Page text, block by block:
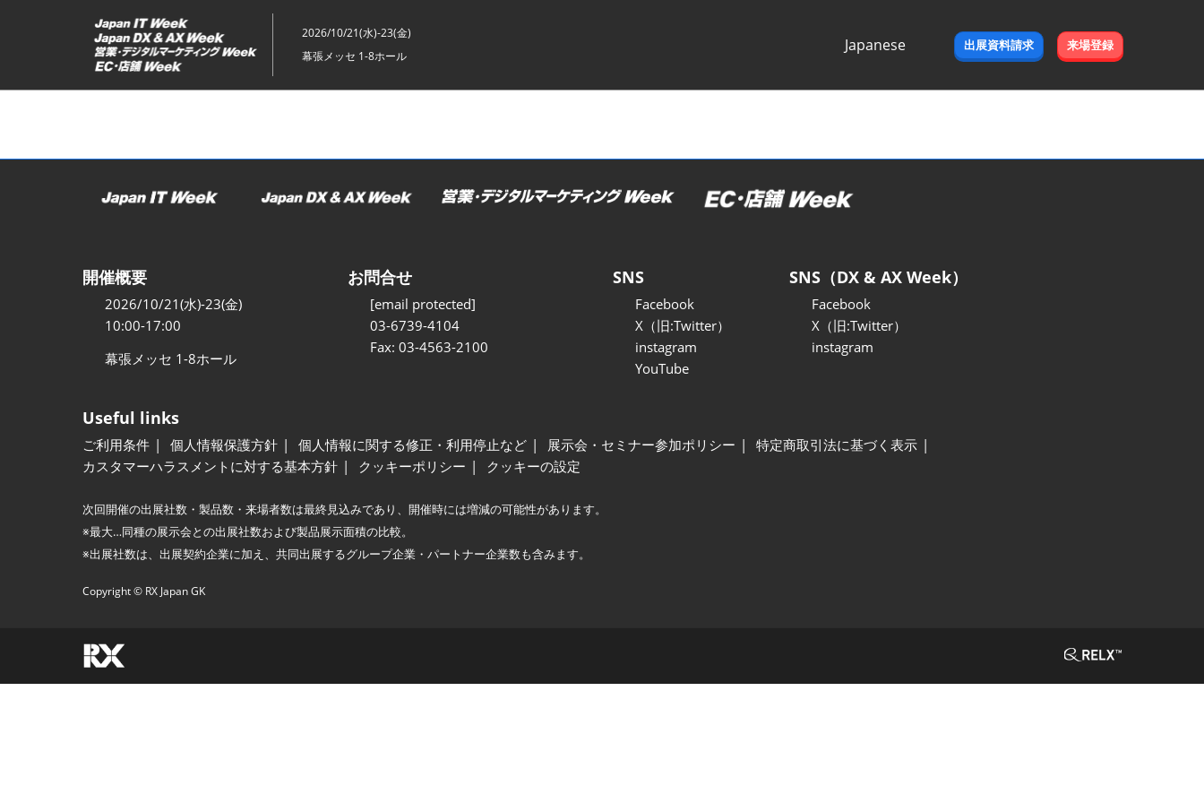
ッ
2026/10/21(水)-23(金)
幕張メッセ 1-8ホール
Japanese
出展資料請求 来場登録
開催概要
2026/10/21(水)-23(金)
10:00-17:00
幕張メッセ 1-8ホール
お問合せ
[email protected]
03-6739-4104
Fax: 03-4563-2100
SNS
Facebook
X（旧:Twitter）
instagram
YouTube
SNS（DX & AX Week）
Facebook
X（旧:Twitter）
instagram
Useful links
ご利用条件 個人情報保護方針 個人情報に関する修正・利用停止など 展示会・セミナー参加ポリシー
特定商取引法に基づく表示
カスタマーハラスメントに対する基本方針
クッキーポリシー クッキーの設定
次回開催の出展社数・製品数・来場者数は最終見込みであり、開催時には増減の可能性があります。
※最大…同種の展示会との出展社数および製品展示面積の比較。
※出展社数は、出展契約企業に加え、共同出展するグループ企業・パートナー企業数も含みます。
Copyright © RX Japan GK